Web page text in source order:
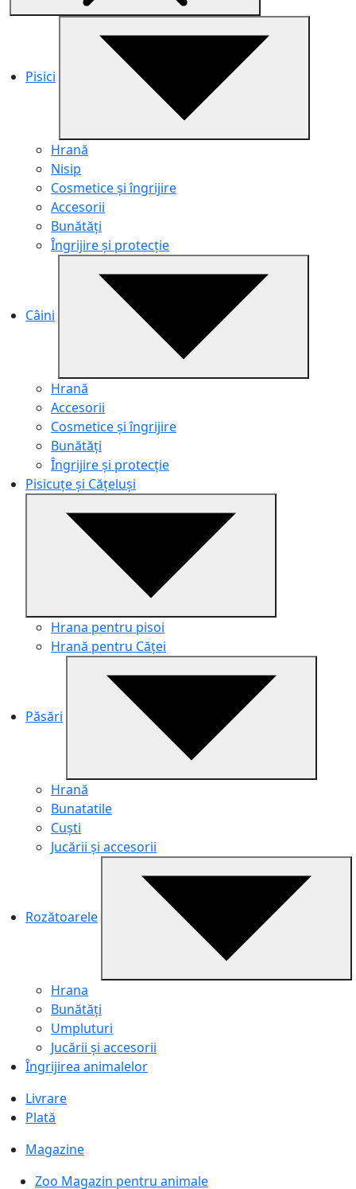
Pisici
Hrană
Nisip
Cosmetice și îngrijire
Accesorii
Bunătăți
Îngrijire și protecție
Câini
Hrană
Accesorii
Cosmetice și îngrijire
Bunătăți
Îngrijire și protecție
Pisicuțe și Cățeluși
Hrana pentru pisoi
Hrană pentru Căței
Păsări
Hrană
Bunatatile
Cuști
Jucării și accesorii
Rozătoarele
Hrana
Bunătăți
Umpluturi
Jucării și accesorii
Îngrijirea animalelor
Livrare
Plată
Magazine
Zoo Magazin pentru animale